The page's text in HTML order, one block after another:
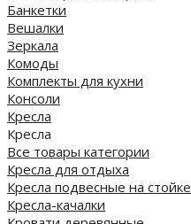
Банкетки
Вешалки
Зеркала
Комоды
Комплекты для кухни
Консоли
Кресла
Кресла
Все товары категории
Кресла для отдыха
Кресла подвесные на стойке
Кресла-качалки